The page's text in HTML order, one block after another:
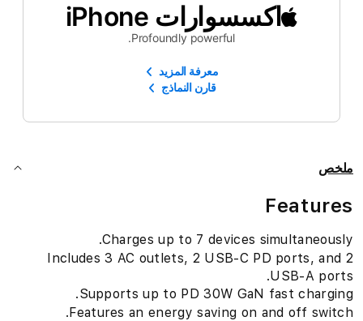
اكسسوارات iPhone
Profoundly powerful.
معرفة المزيد
قارن النماذج
ملخص
Features
Charges up to 7 devices simultaneously.
Includes 3 AC outlets, 2 USB-C PD ports, and 2
USB-A ports.
Supports up to PD 30W GaN fast charging.
Features an energy saving on and off switch.